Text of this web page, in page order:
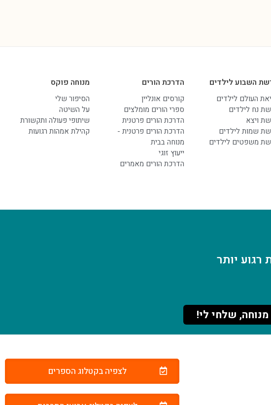
השבוע לילדים
העולם לילדים
נח לילדים
ויצא
שמות לילדים
משפטים לילדים
הדרכת הורים
קורסים אונליין
ספרי הורים מומלצים
הדרכת הורים פרטנית
הדרכת הורים פרטנית -
מנוחה בבית
ייעוץ זוגי
הדרכת הורים מאמרים
מנוחה פוקס
הסיפור שלי
על השיטה
שיתופי פעולה ותקשורת
קהילת אמהות רגועות
יותר
מנוחה, שלחי לי!
לצפיה בקטלוג הספרים